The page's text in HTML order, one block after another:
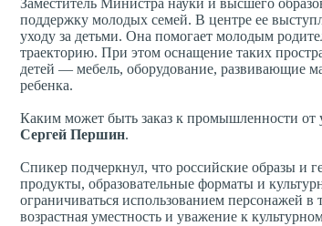
Заместитель Министра науки и высшего
поддержку молодых семей. В центре ее
уходу за детьми. Она помогает молодым
траекторию. При этом оснащение таких
детей — мебель, оборудование, развивающие
ребенка.
Каким может быть заказ к промышленности от
Сергей Першин.
Спикер подчеркнул, что российские образы и
продукты, образовательные форматы и
ограничиваться использованием персонажей
возрастная уместность и уважение к